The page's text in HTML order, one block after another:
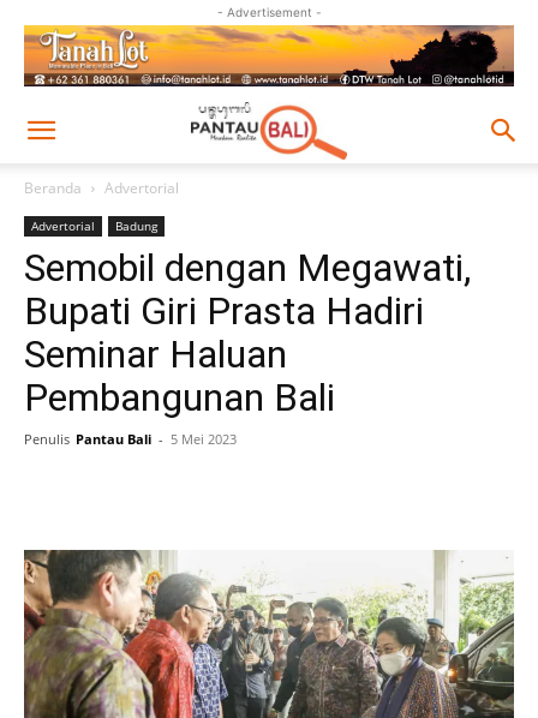
- Advertisement -
Beranda Advertorial
Advertorial Badung
Semobil dengan Megawati,
Bupati Giri Prasta Hadiri
Seminar Haluan
Pembangunan Bali
Penulis Pantau Bali - 5 Mei 2023